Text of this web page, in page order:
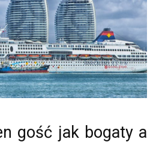
gość jak bogaty a